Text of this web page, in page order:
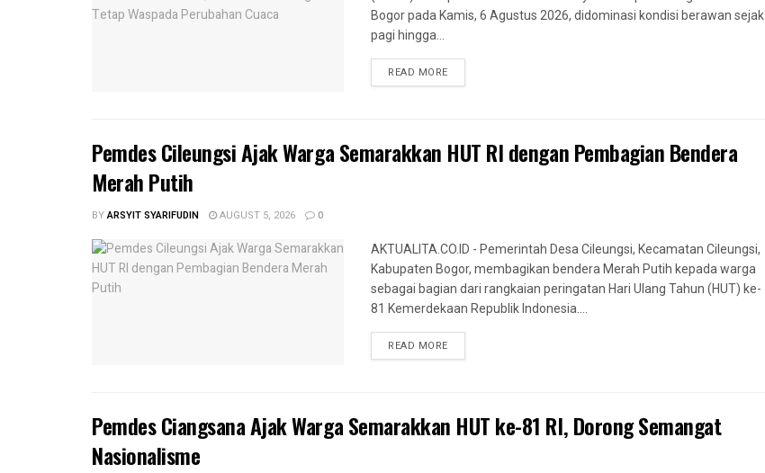
Bogor pada Kamis, 6 Agustus 2026, didominasi kondisi berawan sejak
pagi hingga...
READ MORE
Pemdes Cileungsi Ajak Warga Semarakkan HUT RI dengan Pembagian Bendera
Merah Putih
BYARSYIT SYARIFUDIN AUGUST 5, 2026 0
AKTUALITA.CO.ID - Pemerintah Desa Cileungsi, Kecamatan Cileungsi,
Kabupaten Bogor, membagikan bendera Merah Putih kepada warga
sebagai bagian dari rangkaian peringatan Hari Ulang Tahun (HUT) ke-
81 Kemerdekaan Republik Indonesia....
READ MORE
Pemdes Ciangsana Ajak Warga Semarakkan HUT ke-81 RI, Dorong Semangat
Nasionalisme